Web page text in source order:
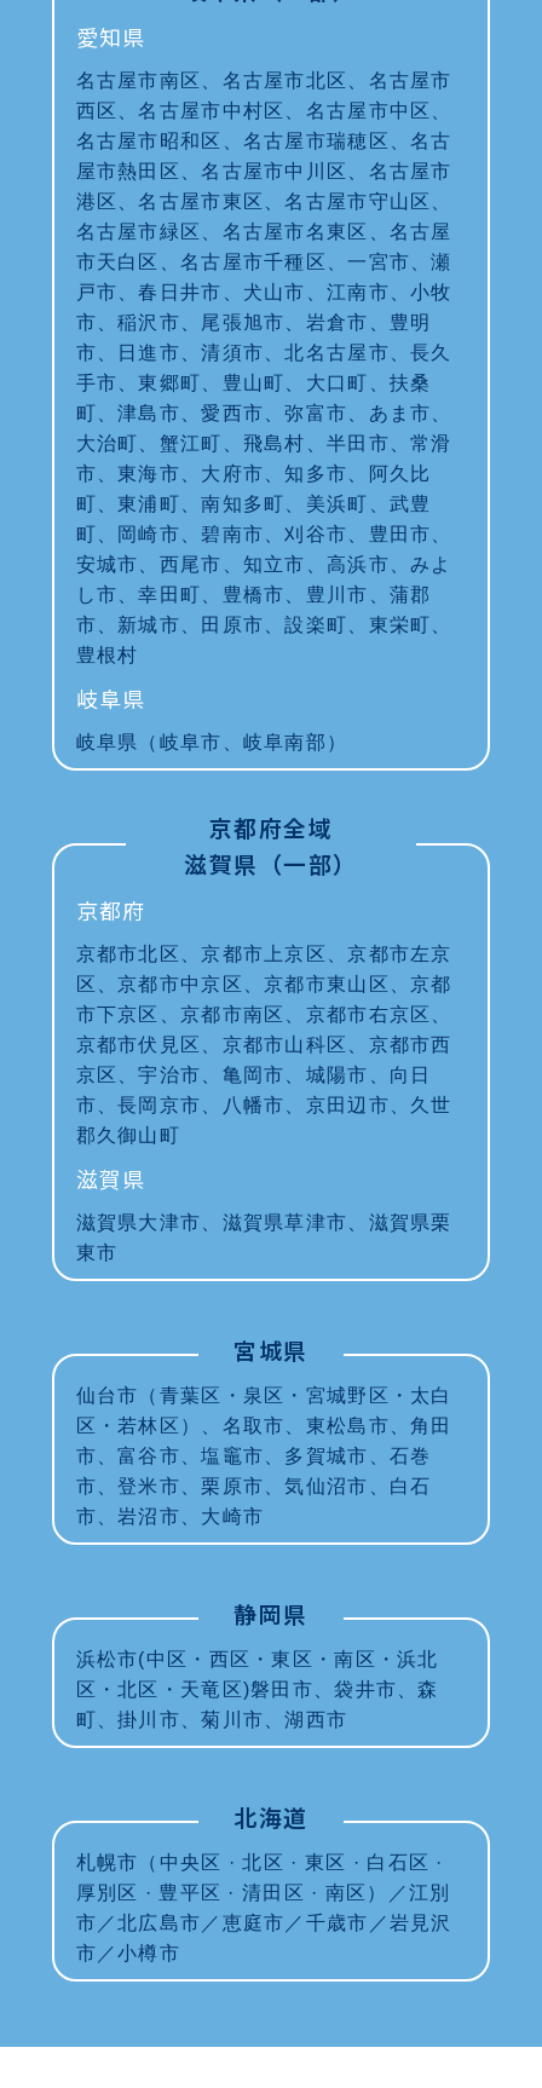
愛知県
名古屋市南区、名古屋市北区、名古屋市
西区、名古屋市中村区、名古屋市中区、
名古屋市昭和区、名古屋市瑞穂区、名古
屋市熱田区、名古屋市中川区、名古屋市
港区、名古屋市東区、名古屋市守山区、
名古屋市緑区、名古屋市名東区、名古屋
市天白区、名古屋市千種区、一宮市、瀬
戸市、春日井市、犬山市、江南市、小牧
市、稲沢市、尾張旭市、岩倉市、豊明
市、日進市、清須市、北名古屋市、長久
手市、東郷町、豊山町、大口町、扶桑
町、津島市、愛西市、弥富市、あま市、
大治町、蟹江町、飛島村、半田市、常滑
市、東海市、大府市、知多市、阿久比
町、東浦町、南知多町、美浜町、武豊
町、岡崎市、碧南市、刈谷市、豊田市、
安城市、西尾市、知立市、高浜市、みよ
し市、幸田町、豊橋市、豊川市、蒲郡
市、新城市、田原市、設楽町、東栄町、
豊根村
岐阜県
岐阜県（岐阜市、岐阜南部）
京都府全域
滋賀県（一部）
京都府
京都市北区、京都市上京区、京都市左京
区、京都市中京区、京都市東山区、京都
市下京区、京都市南区、京都市右京区、
京都市伏見区、京都市山科区、京都市西
京区、宇治市、亀岡市、城陽市、向日
市、長岡京市、八幡市、京田辺市、久世
郡久御山町
滋賀県
滋賀県大津市、滋賀県草津市、滋賀県栗
東市
宮城県
仙台市（青葉区・泉区・宮城野区・太白
区・若林区）、名取市、東松島市、角田
市、富谷市、塩竈市、多賀城市、石巻
市、登米市、栗原市、気仙沼市、白石
市、岩沼市、大崎市
静岡県
浜松市(中区・西区・東区・南区・浜北
区・北区・天竜区)磐田市、袋井市、森
町、掛川市、菊川市、湖西市
北海道
札幌市（中央区 · 北区 · 東区 · 白石区 ·
厚別区 · 豊平区 · 清田区 · 南区）／江別
市／北広島市／恵庭市／千歳市／岩見沢
市／小樽市